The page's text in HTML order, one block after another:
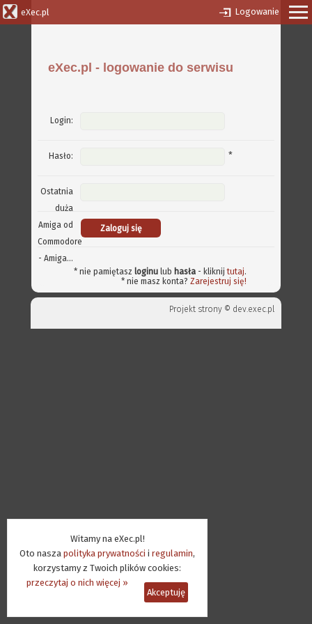
Witamy na eXec.pl!
Oto nasza polityka prywatności i regulamin,
korzystamy z Twoich plików cookies:
przeczytaj o nich więcej »
Akceptuję
eXec.pl Logowanie
eXec.pl - logowanie do serwisu
Login:
Hasło: *
Ostatnia
duża
Amiga od
Commodore
- Amiga...
* nie pamiętasz loginu lub hasła - kliknijtutaj.
* nie masz konta? Zarejestruj się!
Projekt strony © dev.exec.pl